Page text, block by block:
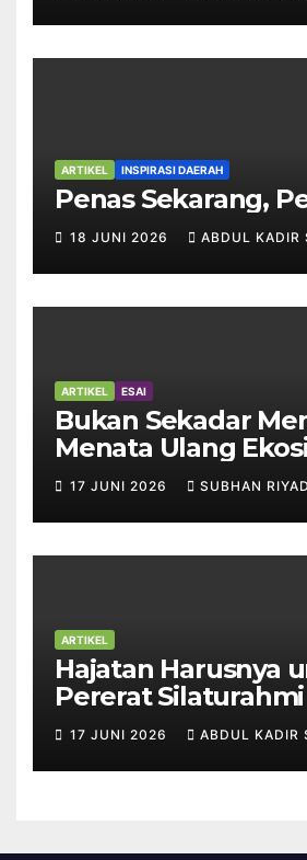
ARTIKEL INSPIRASI DAERAH
Penas Sekarang,
18 JUNI 2026 ABDUL KADIR
ARTIKEL ESAI
Bukan Sekadar
Menata Ulang
Sampah Rumah
17 JUNI 2026 SUBHAN
ARTIKEL
Hajatan Harusnya
Pererat Silaturahmi
17 JUNI 2026 ABDUL KADIR